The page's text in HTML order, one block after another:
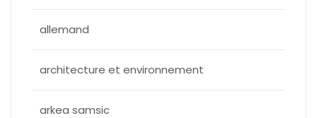
allemand
architecture et environnement
arkea samsic